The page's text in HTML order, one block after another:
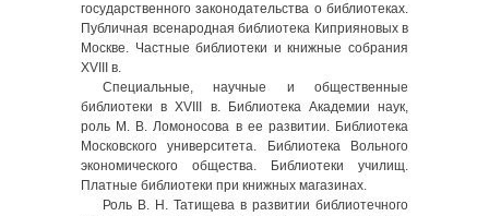
государственного законодательства о библиотеках.
Публичная всенародная библиотека Киприяновых в
Москве. Частные библиотеки и книжные собрания
XVIII в.
Специальные, научные и общественные
библиотеки в XVIII в. Библиотека Академии наук,
роль М. В. Ломоносова в ее развитии. Библиотека
Московского университета. Библиотека Вольного
экономического общества. Библиотеки училищ.
Платные библиотеки при книжных магазинах.
Роль В. Н. Татищева в развитии библиотечного